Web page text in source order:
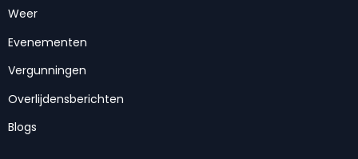
Weer
Evenementen
Vergunningen
Overlijdensberichten
Blogs